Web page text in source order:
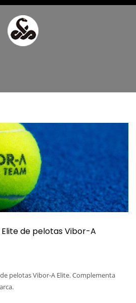
de pelotas Vibor-A
pelotas Vibor-A Elite. Complementa